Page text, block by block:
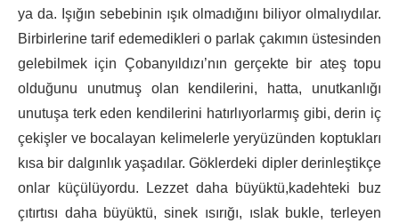
ya da. Işığın sebebinin ışık olmadığını biliyor olmalıydılar.
Birbirlerine tarif edemedikleri o parlak çakımın üstesinden
gelebilmek için Çobanyıldızı’nın gerçekte bir ateş topu
olduğunu unutmuş olan kendilerini, hatta, unutkanlığı
unutuşa terk eden kendilerini hatırlıyorlarmış gibi, derin iç
çekişler ve bocalayan kelimelerle yeryüzünden koptukları
kısa bir dalgınlık yaşadılar. Göklerdeki dipler derinleştikçe
onlar küçülüyordu. Lezzet daha büyüktü,kadehteki buz
çıtırtısı daha büyüktü, sinek ısırığı, ıslak bukle, terleyen